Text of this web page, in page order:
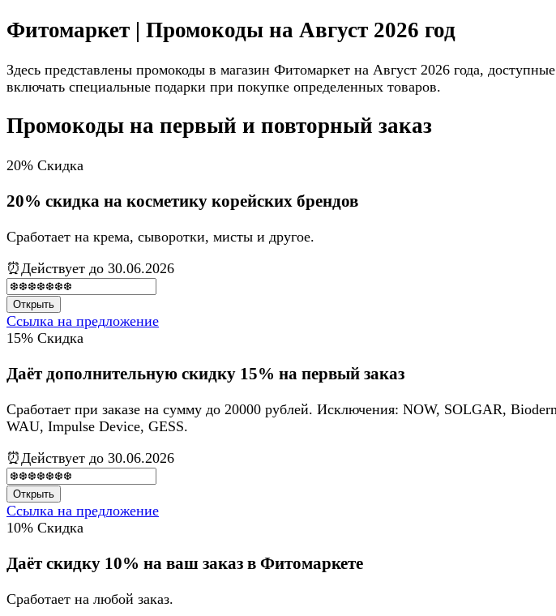
Фитомаркет | Промокоды на Август 2026 год
Здесь представлены промокоды в магазин Фитомаркет на Август 2026 года,
включать специальные подарки при покупке определенных товаров.
Промокоды на первый и повторный заказ​
20% Скидка
20% скидка на косметику корейских брендов
Сработает на крема, сыворотки, мисты и другое.
⏰Действует до 30.06.2026
Открыть
Ссылка на предложение
15% Скидка
Даёт дополнительную скидку 15% на первый заказ
Сработает при заказе на сумму до 20000 рублей. Исключения: NOW, SOLGAR,
WAU, Impulse Device, GESS.
⏰Действует до 30.06.2026
Открыть
Ссылка на предложение
10% Скидка
Даёт скидку 10% на ваш заказ в Фитомаркете
Сработает на любой заказ.